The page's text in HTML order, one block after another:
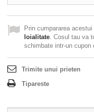
Prin cumpararea
loialitate. Cosul tau va
schimbate intr-un cupon
Trimite unui prieten
Tipareste